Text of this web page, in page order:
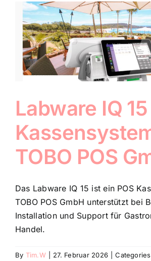
Labware IQ 15
Kassensystem
TOBO POS
Das Labware IQ 15 ist ein POS
TOBO POS GmbH unterstützt bei
Installation und Support für
Handel.
By Tim.W 27. Februar 2026